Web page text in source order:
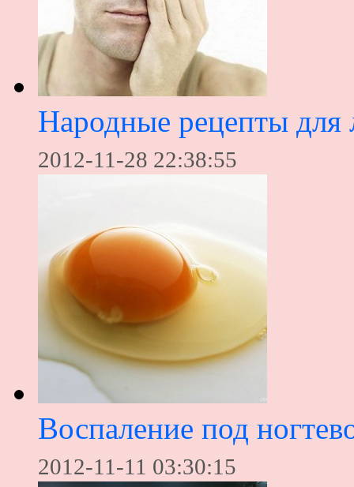
Народные рецепты для
2012-11-28 22:38:55
Воспаление под
2012-11-11 03:30:15